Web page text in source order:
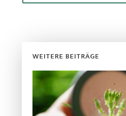
WEITERE BEITRÄGE